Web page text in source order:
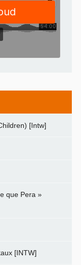
[Intw]
que Pera »
[INTW]